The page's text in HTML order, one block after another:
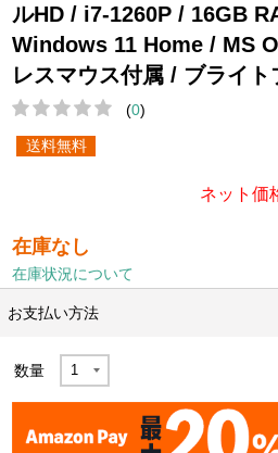
ルHD / i7-1260P / 16GB
Windows 11 Home / MS
レスマウス付属 / ブライト
(0)
送料無料
ネット価
在庫なし
在庫状況について
お支払い方法
数量